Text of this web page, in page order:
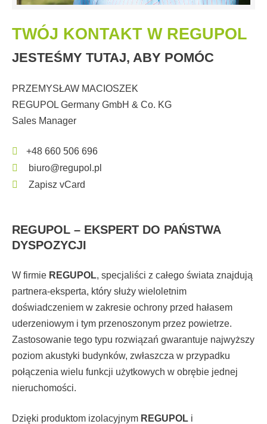
TWÓJ KONTAKT W REGUPOL
JESTEŚMY TUTAJ, ABY POMÓC
PRZEMYSŁAW MACIOSZEK
REGUPOL Germany GmbH & Co. KG
Sales Manager
+48 660 506 696
biuro@regupol.pl
Zapisz vCard
REGUPOL – EKSPERT DO PAŃSTWA
DYSPOZYCJI
W firmie REGUPOL, specjaliści z całego świata znajdują
partnera-eksperta, który służy wieloletnim
doświadczeniem w zakresie ochrony przed hałasem
uderzeniowym i tym przenoszonym przez powietrze.
Zastosowanie tego typu rozwiązań gwarantuje najwyższy
poziom akustyki budynków, zwłaszcza w przypadku
połączenia wielu funkcji użytkowych w obrębie jednej
nieruchomości.
Dzięki produktom izolacyjnym REGUPOL i